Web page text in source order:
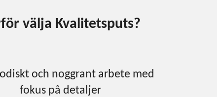
välja Kvalitetsputs?
och noggrant arbete med
fokus på detaljer